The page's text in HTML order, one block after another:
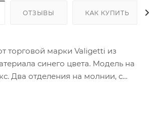
ОТЗЫВЫ КАК КУПИТЬ
торговой марки Valigetti из
синего цвета. Модель на
Два отделения на молнии, с